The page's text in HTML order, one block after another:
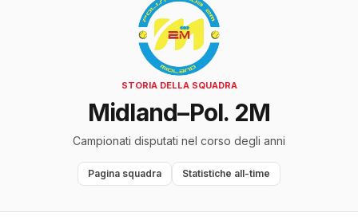
STORIA DELLA SQUADRA
Midland–Pol. 2M
Campionati disputati nel corso degli anni
Pagina squadra Statistiche all-time